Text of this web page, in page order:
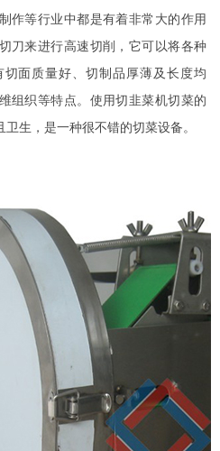
作等行业中都是有着非常大的作用
刀来进行高速切削，它可以将各种
面质量好、切制品厚薄及长度均
组织等特点。使用切韭菜机切菜的
生，是一种很不错的切菜设备。